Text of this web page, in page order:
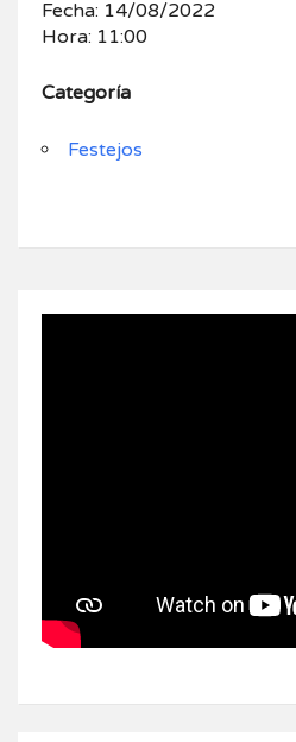
Fecha: 14/08/2022
Hora: 11:00
Categoría
Festejos